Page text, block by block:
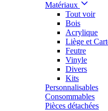
Matériaux
Tout voir
Bois
Acrylique
Liège et
Feutre
Vinyle
Divers
Kits
Personnalisables
Consommables
Pièces détachées